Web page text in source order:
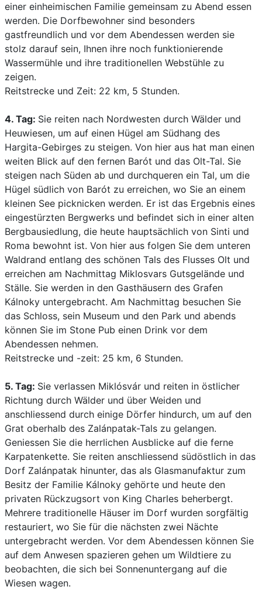
einer einheimischen Familie gemeinsam zu Abend essen
werden. Die Dorfbewohner sind besonders
gastfreundlich und vor dem Abendessen werden sie
stolz darauf sein, Ihnen ihre noch funktionierende
Wassermühle und ihre traditionellen Webstühle zu
zeigen.
Reitstrecke und Zeit: 22 km, 5 Stunden.
4. Tag: Sie reiten nach Nordwesten durch Wälder und
Heuwiesen, um auf einen Hügel am Südhang des
Hargita-Gebirges zu steigen. Von hier aus hat man einen
weiten Blick auf den fernen Barót und das Olt-Tal. Sie
steigen nach Süden ab und durchqueren ein Tal, um die
Hügel südlich von Barót zu erreichen, wo Sie an einem
kleinen See picknicken werden. Er ist das Ergebnis eines
eingestürzten Bergwerks und befindet sich in einer alten
Bergbausiedlung, die heute hauptsächlich von Sinti und
Roma bewohnt ist. Von hier aus folgen Sie dem unteren
Waldrand entlang des schönen Tals des Flusses Olt und
erreichen am Nachmittag Miklosvars Gutsgelände und
Ställe. Sie werden in den Gasthäusern des Grafen
Kálnoky untergebracht. Am Nachmittag besuchen Sie
das Schloss, sein Museum und den Park und abends
können Sie im Stone Pub einen Drink vor dem
Abendessen nehmen.
Reitstrecke und -zeit: 25 km, 6 Stunden.
5. Tag: Sie verlassen Miklósvár und reiten in östlicher
Richtung durch Wälder und über Weiden und
anschliessend durch einige Dörfer hindurch, um auf den
Grat oberhalb des Zalánpatak-Tals zu gelangen.
Geniessen Sie die herrlichen Ausblicke auf die ferne
Karpatenkette. Sie reiten anschliessend südöstlich in das
Dorf Zalánpatak hinunter, das als Glasmanufaktur zum
Besitz der Familie Kálnoky gehörte und heute den
privaten Rückzugsort von King Charles beherbergt.
Mehrere traditionelle Häuser im Dorf wurden sorgfältig
restauriert, wo Sie für die nächsten zwei Nächte
untergebracht werden. Vor dem Abendessen können Sie
auf dem Anwesen spazieren gehen um Wildtiere zu
beobachten, die sich bei Sonnenuntergang auf die
Wiesen wagen.